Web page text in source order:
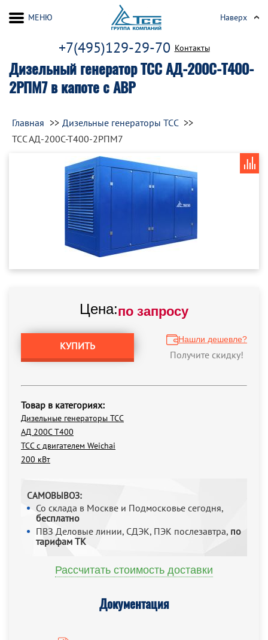
Дизельный генератор ТСС АД-200С-Т400-
2РПМ7 в капоте с АВР
+7(495)129-29-70 Контакты
МЕНЮ Наверх
Главная
Дизельные генераторы ТСС
ТСС АД-200С-Т400-2РПМ7
Цена:по запросу
КУПИТЬ
Нашли дешевле?
Получите скидку!
Товар в категориях:
Дизельные генераторы ТСС
АД 200С Т400
ТСС с двигателем Weichai
200 кВт
САМОВЫВОЗ:
Со склада в Москве и Подмосковье сегодня,
бесплатно
ПВЗ Деловые линии, СДЭК, ПЭК послезавтра, по
тарифам ТК
Рассчитать стоимость доставки
Документация